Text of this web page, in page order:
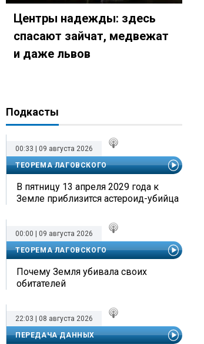
Центры надежды: здесь
спасают зайчат, медвежат
и даже львов
Подкасты
00:33 | 09 августа 2026
ТЕОРЕМА ЛАГОВСКОГО
В пятницу 13 апреля 2029 года к
Земле приблизится астероид-убийца
00:00 | 09 августа 2026
ТЕОРЕМА ЛАГОВСКОГО
Почему Земля убивала своих
обитателей
22:03 | 08 августа 2026
ПЕРЕДАЧА ДАННЫХ